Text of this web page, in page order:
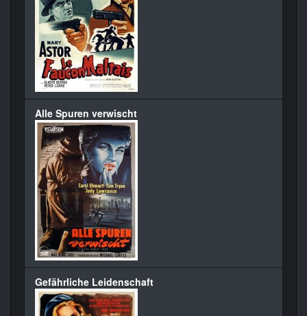
Alle Spuren verwischt
Gefährliche Leidenschaft